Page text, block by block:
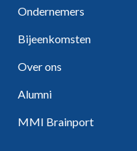
Ondernemers
Bijeenkomsten
Over ons
Alumni
MMI Brainport